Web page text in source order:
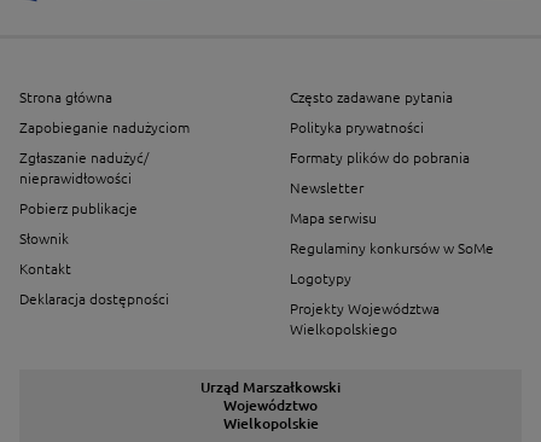
Strona główna
Zapobieganie nadużyciom
Zgłaszanie nadużyć/
nieprawidłowości
Pobierz publikacje
Słownik
Kontakt
Deklaracja dostępności
Często zadawane pytania
Polityka prywatności
Formaty plików do pobrania
Newsletter
Mapa serwisu
Regulaminy konkursów w SoMe
Logotypy
Projekty Województwa
Wielkopolskiego
Urząd Marszałkowski
Województwo
Wielkopolskie